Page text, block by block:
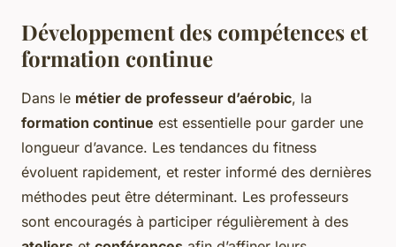
Développement des compétences et
formation continue
Dans le métier de professeur d’aérobic, la
formation continue est essentielle pour garder une
longueur d’avance. Les tendances du fitness
évoluent rapidement, et rester informé des dernières
méthodes peut être déterminant. Les professeurs
sont encouragés à participer régulièrement à des